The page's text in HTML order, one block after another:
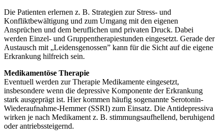
Die Patienten erlernen z. B. Strategien zur Stress- und
Konfliktbewältigung und zum Umgang mit den eigenen
Ansprüchen und dem beruflichen und privaten Druck. Dabei
werden Einzel- und Gruppentherapiestunden eingesetzt. Gerade der
Austausch mit „Leidensgenossen” kann für die Sicht auf die eigene
Erkrankung hilfreich sein.
Medikamentöse Therapie
Eventuell werden zur Therapie Medikamente eingesetzt,
insbesondere wenn die depressive Komponente der Erkrankung
stark ausgeprägt ist. Hier kommen häufig sogenannte Serotonin-
Wiederaufnahme-Hemmer (SSRI) zum Einsatz. Die Antidepressiva
wirken je nach Medikament z. B. stimmungsaufhellend, beruhigend
oder antriebssteigernd.